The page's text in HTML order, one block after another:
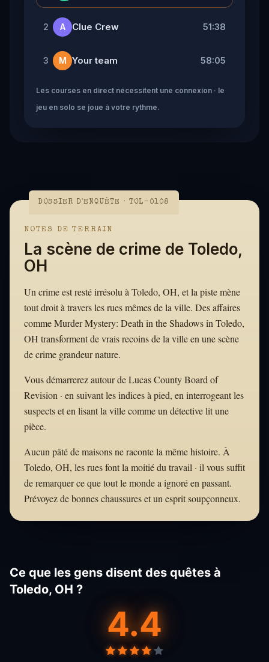
2 A Clue Crew 51:38
3 M Your team 58:05
Les courses en direct nécessitent une connexion · le
jeu en solo se joue à votre rythme.
DOSSIER D'ENQUÊTE · TOL-0108
NOTES DE TERRAIN
La scène de crime de Toledo,
OH
Un crime est resté irrésolu à Toledo, OH, et la piste mène
tout droit à travers les rues mêmes de la ville. Des affaires
comme Murder Mystery: Death in the Shadows in Toledo,
OH transforment de vrais recoins de la ville en une scène
de crime grandeur nature.
Vous démarrerez autour de Lucas County Board of
Revision · en suivant les indices à pied, en interrogeant les
suspects et en lisant la ville comme un détective lit une
pièce.
Aucun pâté de maisons ne raconte la même histoire. À
Toledo, OH, les rues font la moitié du travail · il vous suffit
de remarquer ce que tout le monde a ignoré en passant.
Prévoyez de bonnes chaussures et un esprit soupçonneux.
Ce que les gens disent des quêtes à
Toledo, OH ?
4.4